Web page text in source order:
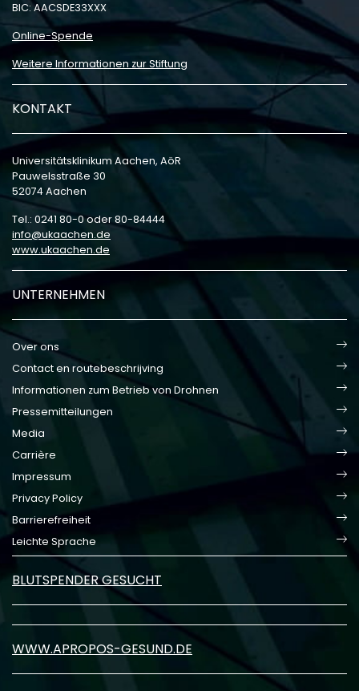
BIC: AACSDE33XXX
Online-Spende
Weitere Informationen zur Stiftung
KONTAKT
Universitätsklinikum Aachen, AöR
Pauwelsstraße 30
52074 Aachen
Tel.: 0241 80-0 oder 80-84444
info
ukaachen de
www.ukaachen.de
UNTERNEHMEN
Over ons
Contact en routebeschrijving
Informationen zum Betrieb von Drohnen
Pressemitteilungen
Media
Carrière
Impressum
Privacy Policy
Barrierefreiheit
Leichte Sprache
BLUTSPENDER GESUCHT
WWW.APROPOS-GESUND.DE